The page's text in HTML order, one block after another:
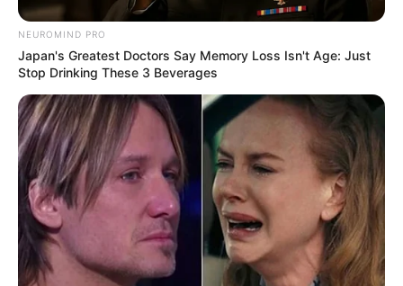
NEUROMIND PRO
Japan's Greatest Doctors Say Memory Loss Isn't Age: Just
Stop Drinking These 3 Beverages